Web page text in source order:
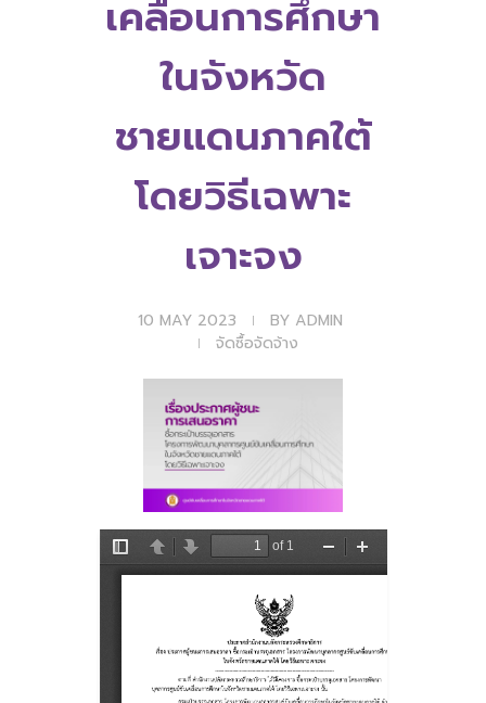
เคลื่อนการศึกษา
ในจังหวัด
ชายแดนภาคใต้
โดยวิธีเฉพาะ
เจาะจง
10 MAY 2023 BY ADMIN
จัดซื้อจัดจ้าง